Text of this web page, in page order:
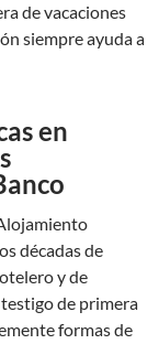
de vacaciones
siempre ayuda a
en
décadas de
y de
de primera
formas de